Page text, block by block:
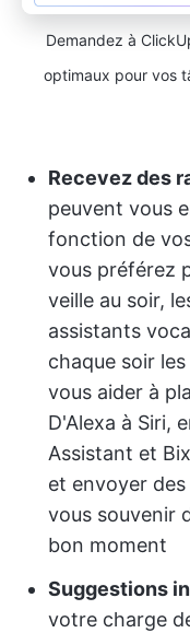
Demandez à
optimaux pour vos
Recevez des
peuvent vous
fonction de
vous préférez
veille au soir,
assistants
chaque soir
vous aider à
D'Alexa à Siri,
Assistant et
et envoyer
vous souvenir
bon moment
Suggestions
votre charge